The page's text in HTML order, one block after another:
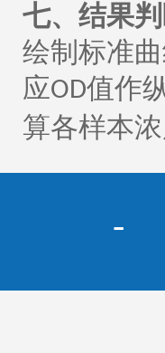
七、 结果
绘制标准
应OD值作
算各样本
-